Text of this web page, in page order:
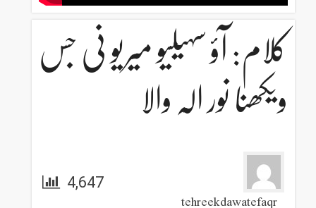
کلام: آؤ سہیلیو میریو نی جس
ویکھنا نور الہ والا
tehreekdawatefaqr
4,647